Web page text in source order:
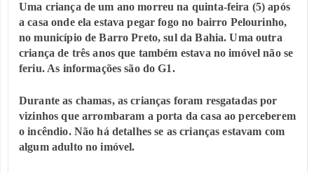
Uma criança de um ano morreu na quinta-feira (5) após
a casa onde ela estava pegar fogo no bairro Pelourinho,
no município de Barro Preto, sul da Bahia. Uma outra
criança de três anos que também estava no imóvel não se
feriu. As informações são do G1.
Durante as chamas, as crianças foram resgatadas por
vizinhos que arrombaram a porta da casa ao perceberem
o incêndio. Não há detalhes se as crianças estavam com
algum adulto no imóvel.